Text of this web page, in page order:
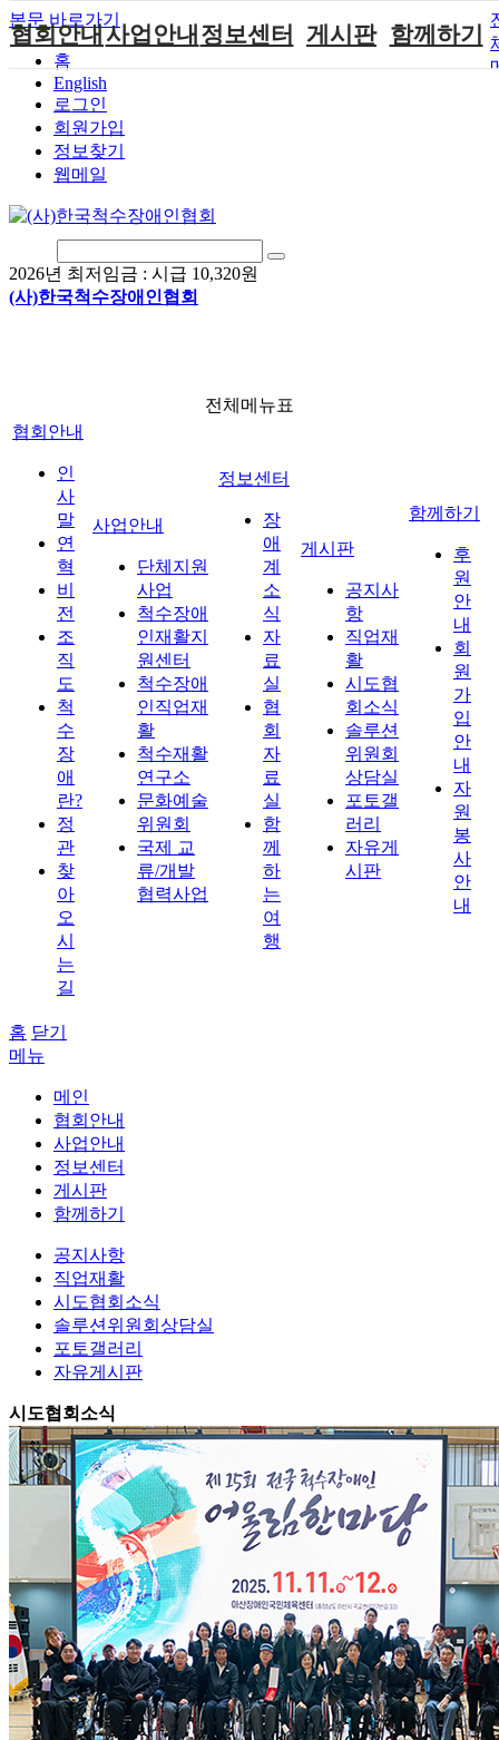
본문 바로가기
홈
English
로그인
회원가입
정보찾기
웹메일
2026년 최저임금 : 시급 10,320원
(사)한국척수장애인협회
협회안내
인사말
연혁
비전
조직도
척수장애란?
찾아오시는길
사업안내
단체지원사업
척수장애인재
활지원센터
척수장애인직
문화예술위원
회
정보센터 게시판 함께하기
전체메뉴표
협회안내
인
사
말
연
혁
비
전
조
직
도
척
수
장
애
란?
정
관
찾
아
오
시
는
길
사업안내
단체지원
사업
척수장애
인재활지
원센터
척수장애
인직업재
활
척수재활
연구소
문화예술
위원회
국제 교
류/개발
협력사업
정보센터
장
애
계
소
식
자
료
실
협
회
자
료
실
함
께
하
는
여
행
게시판
공지사
항
직업재
활
시도협
회소식
솔루션
위원회
상담실
포토갤
러리
자유게
시판
함께하기
후
원
안
내
회
원
가
입
안
내
자
원
봉
사
안
내
홈 닫기
메뉴
메인
협회안내
사업안내
정보센터
게시판
함께하기
공지사항
직업재활
시도협회소식
솔루션위원회상담실
포토갤러리
자유게시판
시도협회소식